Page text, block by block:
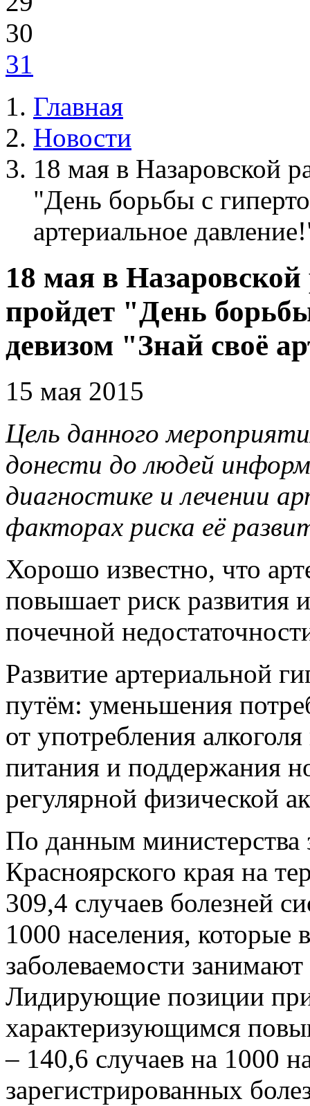
30
31
Главная
Новости
18 мая в Назаровской
"День борьбы с
артериальное
18 мая в
пройдет "День
девизом "Знай своё
15 мая 2015
Цель данного
донести до людей
диагностике и лечении
факторах риска её
Хорошо известно, что
повышает риск развития
почечной
Развитие артериальной
путём: уменьшения
от употребления
питания и поддержания
регулярной физической
По данным министерства
Красноярского края на
309,4 случаев болезней
1000 населения, которые
заболеваемости
Лидирующие позиции
характеризующимся
– 140,6 случаев на 1000
зарегистрированных